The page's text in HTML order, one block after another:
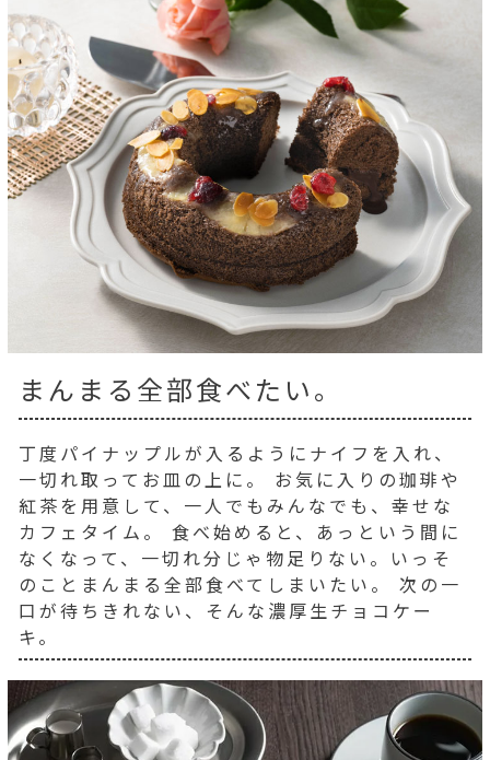
まんまる全部食べたい。
丁度パイナップルが入るようにナイフを入れ、
一切れ取ってお皿の上に。 お気に入りの珈琲や
紅茶を用意して、一人でもみんなでも、幸せな
カフェタイム。 食べ始めると、あっという間に
なくなって、一切れ分じゃ物足りない。いっそ
のことまんまる全部食べてしまいたい。 次の一
口が待ちきれない、そんな濃厚生チョコケー
キ。